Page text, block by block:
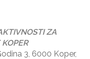
ZA
3, 6000 Koper,